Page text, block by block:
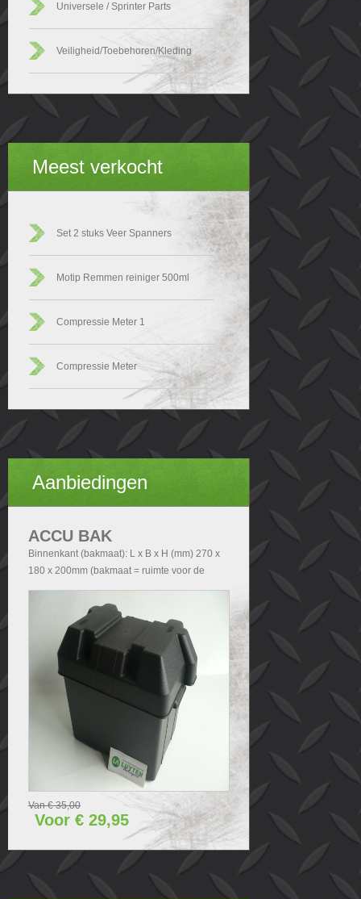
Universele / Sprinter Parts
Veiligheid/Toebehoren/Kleding
Meest verkocht
Set 2 stuks Veer Spanners
Motip Remmen reiniger 500ml
Compressie Meter 1
Compressie Meter
Aanbiedingen
ACCU BAK
Binnenkant (bakmaat): L x B x H (mm) 270 x
180 x 200mm (bakmaat = ruimte voor de
accu). Buitenkant (Totale afmetingen accubak
exclusief deksel): - Zonder handvatten L x B x
H (mm) 290x200x210 - Met handvatten L x B
x H (mm) 340x200x210. Buitenkant (Totale
afmetingen accubak inclusief deksel): L x B x
H (mm) 340x240x280.
Van € 35,00
Voor € 29,95